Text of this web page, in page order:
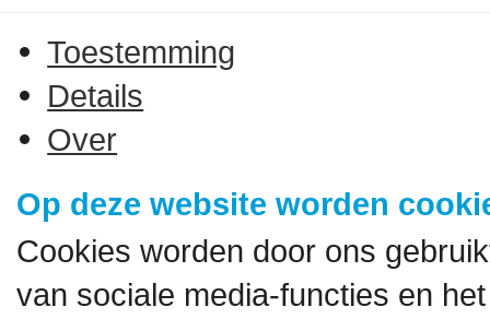
Toestemming
Details
Over
Op deze website worden
Cookies worden door ons
van sociale media-functies en